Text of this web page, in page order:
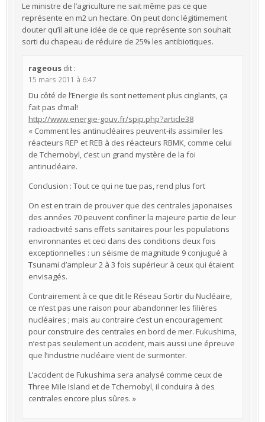
Le ministre de l’agriculture ne sait même pas ce que
représente en m2 un hectare. On peut donc légitimement
douter qu’il ait une idée de ce que représente son souhait
sorti du chapeau de réduire de 25% les antibiotiques.
rageous dit :
15 mars 2011 à 6:47
Du côté de l’Energie ils sont nettement plus cinglants, ça
fait pas d’mal!
http://www.energie-gouv.fr/spip.php?article38
« Comment les antinucléaires peuvent-ils assimiler les
réacteurs REP et REB à des réacteurs RBMK, comme celui
de Tchernobyl, c’est un grand mystère de la foi
antinucléaire.
Conclusion : Tout ce qui ne tue pas, rend plus fort
On est en train de prouver que des centrales japonaises
des années 70 peuvent confiner la majeure partie de leur
radioactivité sans effets sanitaires pour les populations
environnantes et ceci dans des conditions deux fois
exceptionnelles : un séisme de magnitude 9 conjugué à
Tsunami d’ampleur 2 à 3 fois supérieur à ceux qui étaient
envisagés.
Contrairement à ce que dit le Réseau Sortir du Nucléaire,
ce n’est pas une raison pour abandonner les filières
nucléaires ; mais au contraire c’est un encouragement
pour construire des centrales en bord de mer. Fukushima,
n’est pas seulement un accident, mais aussi une épreuve
que l’industrie nucléaire vient de surmonter.
L’accident de Fukushima sera analysé comme ceux de
Three Mile Island et de Tchernobyl, il conduira à des
centrales encore plus sûres. »